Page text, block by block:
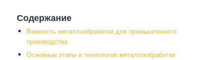
Содержание
Важность металлообработки для промышленного
производства
Основные этапы и технологии металлообработки